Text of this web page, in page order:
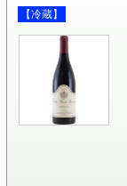
【冷蔵】